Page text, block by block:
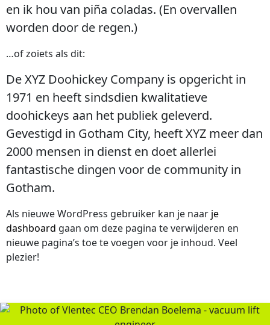
en ik hou van piña coladas. (En overvallen
worden door de regen.)
…of zoiets als dit:
De XYZ Doohickey Company is opgericht in
1971 en heeft sindsdien kwalitatieve
doohickeys aan het publiek geleverd.
Gevestigd in Gotham City, heeft XYZ meer dan
2000 mensen in dienst en doet allerlei
fantastische dingen voor de community in
Gotham.
Als nieuwe WordPress gebruiker kan je naar je
dashboard gaan om deze pagina te verwijderen en
nieuwe pagina’s toe te voegen voor je inhoud. Veel
plezier!